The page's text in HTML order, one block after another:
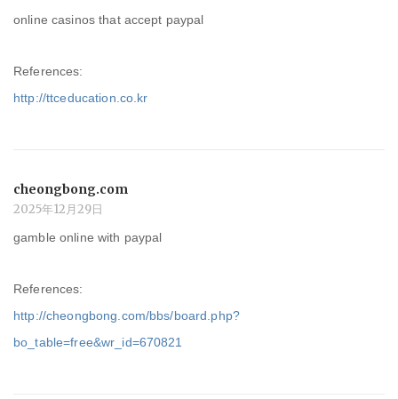
online casinos that accept paypal
References:
http://ttceducation.co.kr
cheongbong.com
2025年12月29日
gamble online with paypal
References:
http://cheongbong.com/bbs/board.php?
bo_table=free&wr_id=670821